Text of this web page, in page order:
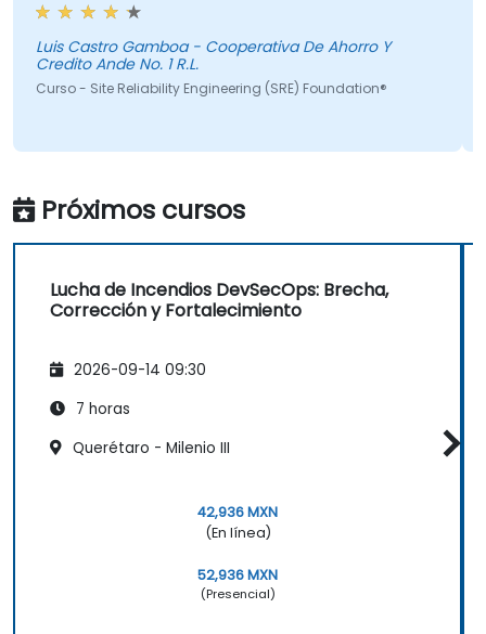
Luis Castro Gamboa - Cooperativa De Ahorro Y
Credito Ande No. 1 R.L.
Curso - Site Reliability Engineering (SRE) Foundation®
Próximos cursos
Lucha de Incendios DevSecOps: Brecha,
Corrección y Fortalecimiento
2026-09-14 09:30
7 horas
Querétaro - Milenio III
42,936 MXN
(En línea)
52,936 MXN
(Presencial)